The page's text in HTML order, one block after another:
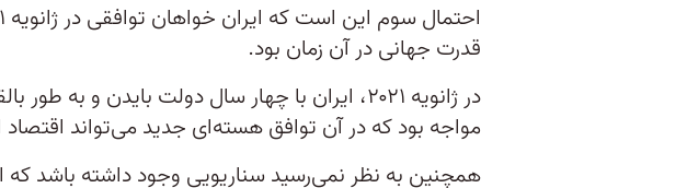
قدرت جهانی در آن زمان بود.
در ژانویه ۲۰۲۱، ایران با چهار سال دولت بایدن و
مواجه بود که در آن توافق هسته‌ای جدید می‌تواند
همچنین به نظر نمی‌رسید سناریویی وجود داشته باشد که